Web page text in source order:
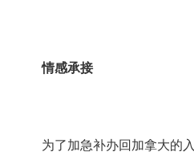
情感承接
为了加急补办回加拿大的